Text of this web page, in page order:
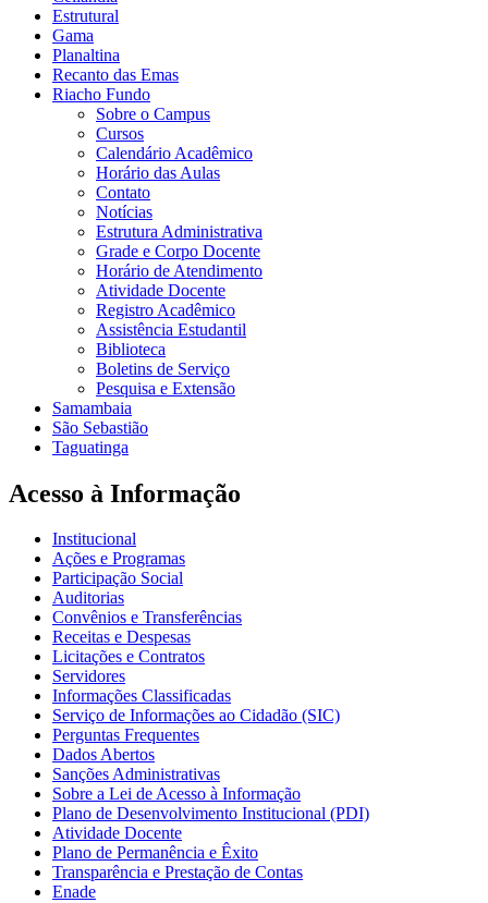
Estrutural
Gama
Planaltina
Recanto das Emas
Riacho Fundo
Sobre o Campus
Cursos
Calendário Acadêmico
Horário das Aulas
Contato
Notícias
Estrutura Administrativa
Grade e Corpo Docente
Horário de Atendimento
Atividade Docente
Registro Acadêmico
Assistência Estudantil
Biblioteca
Boletins de Serviço
Pesquisa e Extensão
Samambaia
São Sebastião
Taguatinga
Acesso à Informação
Institucional
Ações e Programas
Participação Social
Auditorias
Convênios e Transferências
Receitas e Despesas
Licitações e Contratos
Servidores
Informações Classificadas
Serviço de Informações ao Cidadão (SIC)
Perguntas Frequentes
Dados Abertos
Sanções Administrativas
Sobre a Lei de Acesso à Informação
Plano de Desenvolvimento Institucional (PDI)
Atividade Docente
Plano de Permanência e Êxito
Transparência e Prestação de Contas
Enade